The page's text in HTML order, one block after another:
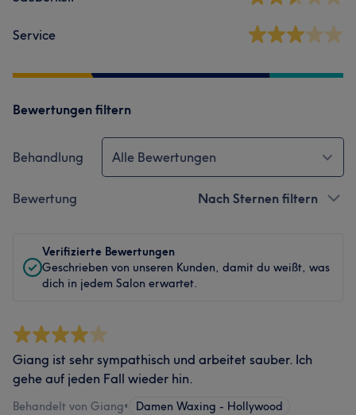
Service
Bewertungen filtern
Behandlung Alle Bewertungen
Bewertung Nach Sternen filtern
Verifizierte Bewertungen
Geschrieben von unseren Kunden, damit du weißt, was
dich in jedem Salon erwartet.
Giang ist sehr sympathisch und arbeitet sauber. Ich
gehe auf jeden Fall wieder hin.
Behandelt von Giang• Damen Waxing - Hollywood